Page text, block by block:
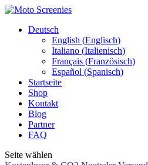
Deutsch
English (Englisch)
Italiano (Italienisch)
Français (Französisch)
Español (Spanisch)
Startseite
Shop
Kontakt
Blog
Partner
FAQ
Seite wählen